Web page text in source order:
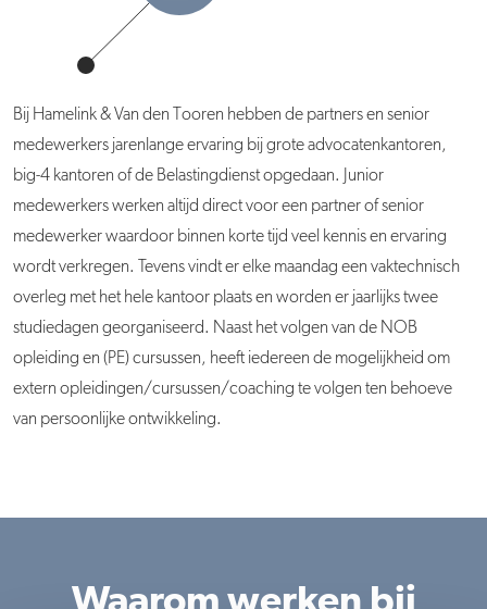
Bij Hamelink & Van den Tooren hebben de partners en senior
medewerkers jarenlange ervaring bij grote advocatenkantoren,
big-4 kantoren of de Belastingdienst opgedaan. Junior
medewerkers werken altijd direct voor een partner of senior
medewerker waardoor binnen korte tijd veel kennis en ervaring
wordt verkregen. Tevens vindt er elke maandag een vaktechnisch
overleg met het hele kantoor plaats en worden er jaarlijks twee
studiedagen georganiseerd. Naast het volgen van de NOB
opleiding en (PE) cursussen, heeft iedereen de mogelijkheid om
extern opleidingen/cursussen/coaching te volgen ten behoeve
van persoonlijke ontwikkeling.